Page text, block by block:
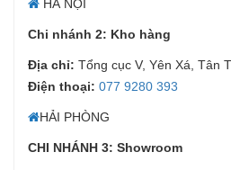
HÀ NỘI
Chi nhánh 2: Kho hàng
Địa chỉ: Tổng cục V, Yên Xá, Tân
Điện thoại: 077 9280 393
HẢI PHÒNG
CHI NHÁNH 3: Showroom